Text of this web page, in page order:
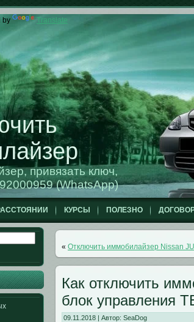
by Translate
привязать ключ,
(WhatsApp)
КУРСЫ ПОЛЕЗНО
« Отключить иммобилайзер Nissan
Как отключить
блок управления
09.11.2018 | Автор: SeaDog